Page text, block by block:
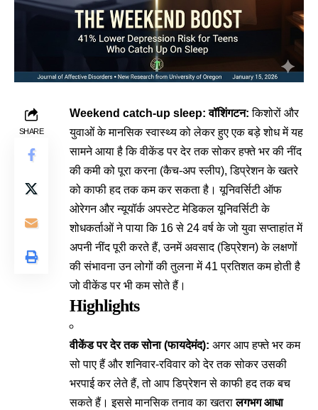
SHARE
Weekend catch-up sleep: वॉशिंगटन: किशोरों और
युवाओं के मानसिक स्वास्थ्य को लेकर हुए एक बड़े शोध में यह
सामने आया है कि वीकेंड पर देर तक सोकर हफ्ते भर की नींद
की कमी को पूरा करना (कैच-अप स्लीप), डिप्रेशन के खतरे
को काफी हद तक कम कर सकता है।यूनिवर्सिटी ऑफ
ओरेगनऔर न्यूयॉर्क अपस्टेट मेडिकल यूनिवर्सिटी के
शोधकर्ताओं ने पाया कि 16 से 24 वर्ष के जो युवा सप्ताहांत में
अपनी नींद पूरी करते हैं, उनमें अवसाद (डिप्रेशन) के लक्षणों
की संभावना उन लोगों की तुलना में 41 प्रतिशत कम होती है
जो वीकेंड पर भी कम सोते हैं।
Highlights
वीकेंड पर देर तक सोना (फायदेमंद): अगर आप हफ्ते भर कम
सो पाए हैं और शनिवार-रविवार को देर तक सोकर उसकी
भरपाई कर लेते हैं, तो आप डिप्रेशन से काफी हद तक बच
सकते हैं। इससे मानसिक तनाव का खतरालगभग आधा